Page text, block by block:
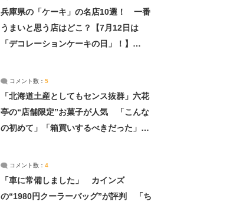
兵庫県の「ケーキ」の名店10選！ 一番
うまいと思う店はどこ？【7月12日は
「デコレーションケーキの日」！】
コメント数： 5
「北海道土産としてもセンス抜群」六花
亭の“店舗限定”お菓子が人気 「こんな
の初めて」「箱買いするべきだった」
コメント数： 4
「車に常備しました」 カインズ
の“1980円クーラーバッグ”が評判 「ち